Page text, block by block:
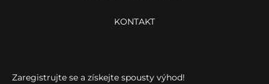
KONTAKT
Zaregistrujte se a získejte spousty výhod!